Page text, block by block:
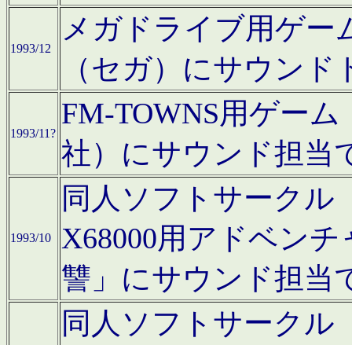
1993/12
メガドライブ用ゲー
（セガ）にサウン
1993/11?
FM-TOWNS用ゲー
社）にサウンド担当
1993/10
同人ソフトサークル
X68000用アドベン
讐」にサウンド担当
同人ソフトサークル